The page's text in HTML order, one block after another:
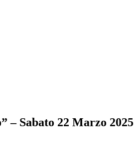
– Sabato 22 Marzo 2025